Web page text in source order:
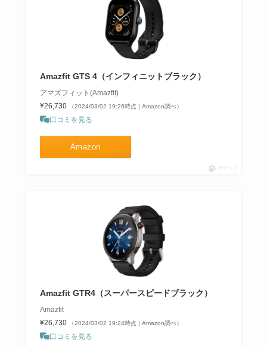
Amazfit GTS 4（インフィニットブラック）
アマズフィット(Amazfit)
¥26,730
（2024/03/02 19:26時点 | Amazon調べ）
口コミを見る
Amazon
ポチップ
Amazfit GTR4（スーパースピードブラック）
Amazfit
¥26,730
（2024/03/02 19:24時点 | Amazon調べ）
口コミを見る